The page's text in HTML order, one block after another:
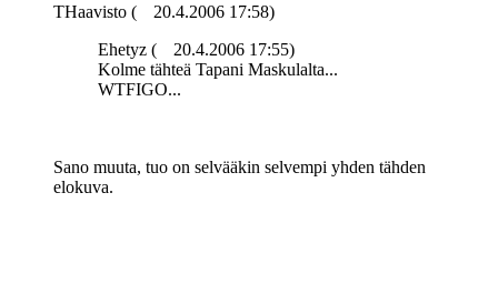
THaavisto (
20.4.2006 17:58)
Ehetyz (
20.4.2006 17:55)
Kolme tähteä Tapani Maskulalta...
WTFIGO...
Sano muuta, tuo on selvääkin selvempi yhden tähden
elokuva.